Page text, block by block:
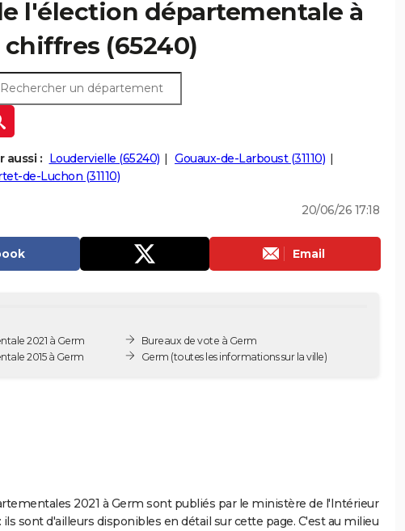
l'élection départementale à
chiffres (65240)
aussi : Loudervielle (65240)
Gouaux-de-Larboust (31110)
de-Luchon (31110)
20/06/26 17:18
Email
2021 à Germ
2015 à Germ
Bureaux de vote à Germ
Germ (toutes les informations sur la ville)
2021 à Germ sont publiés par le ministère de l'Intérieur
ils sont d'ailleurs disponibles en détail sur cette page. C'est au milieu